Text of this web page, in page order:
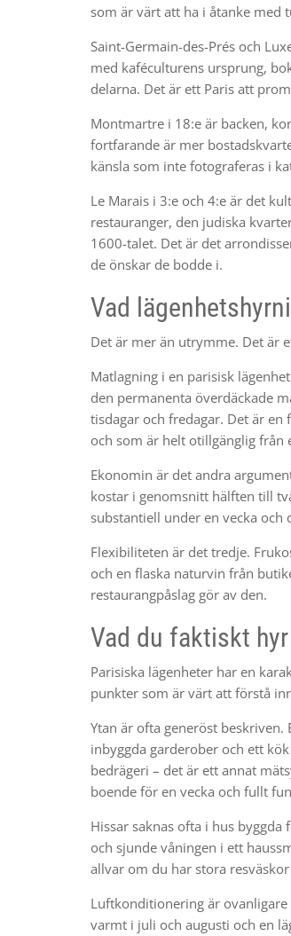
som är värt att ha i åtanke med
Saint-Germain-des-Prés och
med kaféculturens ursprung,
delarna. Det är ett Paris att
Montmartre i 18:e är backen,
fortfarande är mer
känsla som inte fotograferas i
Le Marais i 3:e och 4:e är det
restauranger, den judiska
1600-talet. Det är det
de önskar de bodde i.
Vad
Det är mer än utrymme. Det är
Matlagning i en parisisk
den permanenta överdäckade
tisdagar och fredagar. Det är
och som är helt otillgänglig från
Ekonomin är det andra
kostar i genomsnitt hälften till
substantiell under en vecka och
Flexibiliteten är det tredje.
och en flaska naturvin från
restaurangpåslag gör av den.
Vad du faktiskt
Parisiska lägenheter har en
punkter som är värt att förstå
Ytan är ofta generöst
inbyggda garderober och ett
bedrägeri – det är ett annat
boende för en vecka och fullt
Hissar saknas ofta i hus
och sjunde våningen i ett
allvar om du har stora
Luftkonditionering är
varmt i juli och augusti och en